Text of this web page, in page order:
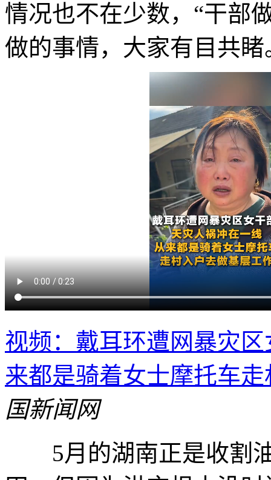
情况也不在少数，“干部
做的事情，大家有目共睹
视频：戴耳环遭网暴灾
来都是骑着女士摩托车
国新闻网
5月的湖南正是收割油